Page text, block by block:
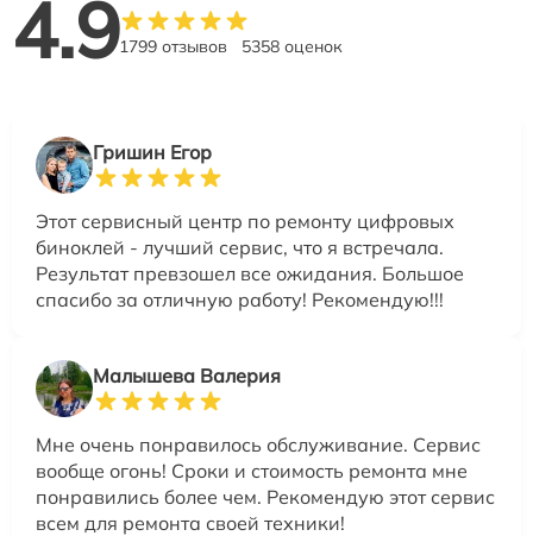
4.91799 отзывов 5358 оценок
Гришин Егор
Этот сервисный центр по ремонту цифровых
биноклей - лучший сервис, что я встречала.
Результат превзошел все ожидания. Большое
спасибо за отличную работу! Рекомендую!!!
Малышева Валерия
Мне очень понравилось обслуживание. Сервис
вообще огонь! Сроки и стоимость ремонта мне
понравились более чем. Рекомендую этот сервис
всем для ремонта своей техники!